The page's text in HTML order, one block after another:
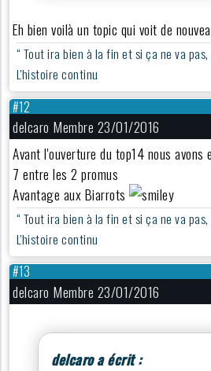
Eh bien voilà un topic qui voit de
“ Tout ira bien à la fin et si ça ne va
L'histoire continu
#12
delcaro Membre 23/01/2016
Avant l'ouverture du top14 nous
7 entre les 2 promus
Avantage aux Biarrots
“ Tout ira bien à la fin et si ça ne va
L'histoire continu
#13
delcaro Membre 23/01/2016
delcaro a écrit :